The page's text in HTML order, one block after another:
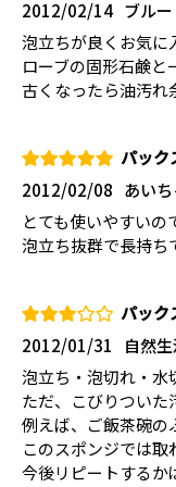
ブル
2012/02/14
泡立ちが良くお気に
ローブの固形石鹸と
古くなったら油汚れ
パック
あい
2012/02/08
とても使いやすいの
泡立ち抜群で長持ち
パック
自然
2012/01/31
泡立ち・泡切れ・水
ただ、こびりついた
例えば、ご飯茶碗の
このスポンジでは取
今後リピートするか